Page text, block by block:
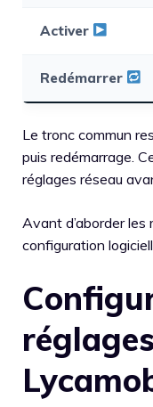
Activer
Redémarrer
Le tronc commun
puis redémarrage.
réglages réseau
Avant d’aborder
configuration